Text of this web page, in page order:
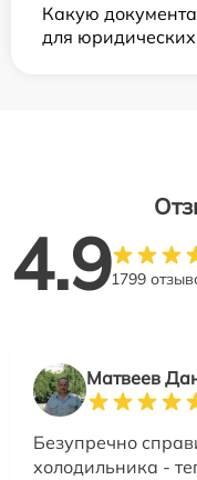
Какую
для
4.91799
Матвеев
Безупречно
холодильника -